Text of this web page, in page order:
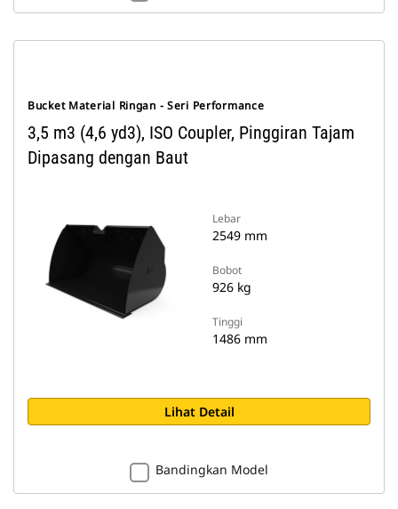
Bucket Material Ringan - Seri Performance
3,5 m3 (4,6 yd3), ISO Coupler, Pinggiran Tajam
Dipasang dengan Baut
Lebar
2549 mm
Bobot
926 kg
Tinggi
1486 mm
Lihat Detail
Bandingkan Model